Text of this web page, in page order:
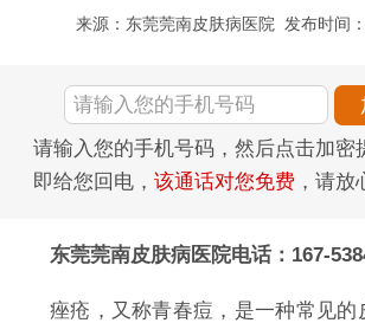
来源：东莞莞南皮肤病医院 发布时间
请输入您的手机号码，然后点击加密
即给您回电， 该通话对您免费 ，请放
东莞莞南皮肤病医院电话：167-
痤疮，又称青春痘，是一种常见的